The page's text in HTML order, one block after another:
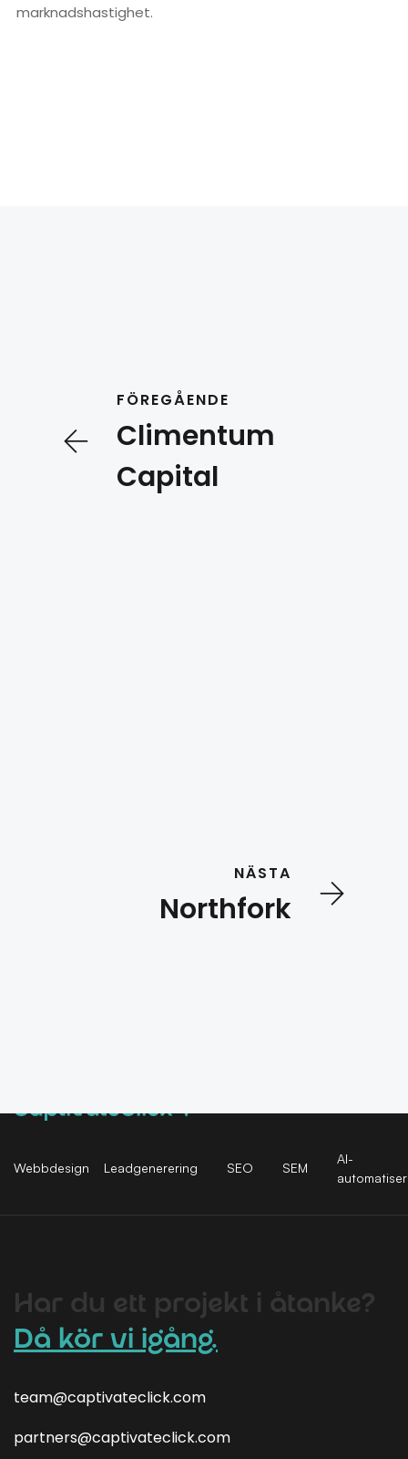
marknadshastighet.
FÖREGÅENDE
Climentum
Capital
NÄSTA
Northfork
Webbdesign Leadgenerering SEO SEM
AI-
Har du ett projekt i åtanke?
Då kör vi igång.
team@captivateclick.com
partners@captivateclick.com